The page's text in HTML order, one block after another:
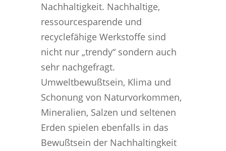
Nachhaltigkeit. Nachhaltige,
ressourcesparende und
recyclefähige Werkstoffe sind
nicht nur „trendy“ sondern auch
sehr nachgefragt.
Umweltbewußtsein, Klima und
Schonung von Naturvorkommen,
Mineralien, Salzen und seltenen
Erden spielen ebenfalls in das
Bewußtsein der Nachhaltingkeit